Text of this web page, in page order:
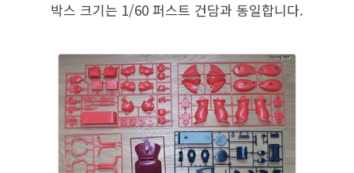
박스 크기는 1/60 퍼스트 건담과 동일합니다.